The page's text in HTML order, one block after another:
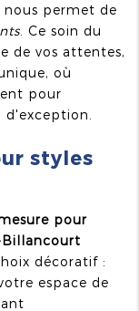
permet de
. Ce soin du
de vos attentes,
où
pour
styles
pour
décoratif :
espace de